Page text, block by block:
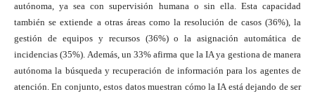
autónoma, ya sea con supervisión humana o sin ella. Esta capacidad
también se extiende a otras áreas como la resolución de casos (36%), la
gestión de equipos y recursos (36%) o la asignación automática de
incidencias (35%). Además, un 33% afirma que la IA ya gestiona de manera
autónoma la búsqueda y recuperación de información para los agentes de
atención. En conjunto, estos datos muestran cómo la IA está dejando de ser